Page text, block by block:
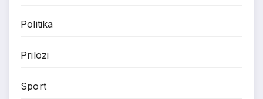
Politika
Prilozi
Sport